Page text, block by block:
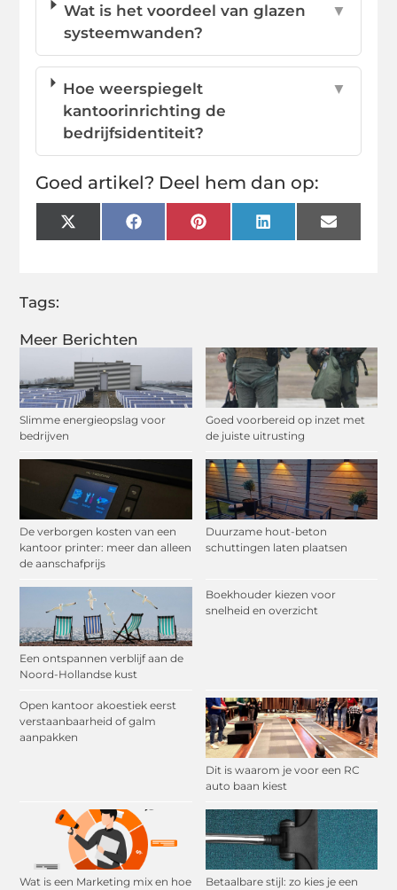
Meer Berichten
Slimme energieopslag voor
bedrijven
Goed voorbereid op inzet met
de juiste uitrusting
De verborgen kosten van een
kantoor printer: meer dan alleen
de aanschafprijs
Duurzame hout-beton
schuttingen laten plaatsen
Een ontspannen verblijf aan de
Noord-Hollandse kust
Boekhouder kiezen voor
snelheid en overzicht
Open kantoor akoestiek eerst
verstaanbaarheid of galm
aanpakken
Dit is waarom je voor een RC
auto baan kiest
Wat is een Marketing mix en hoe
Betaalbare stijl: zo kies je een
Wat is het voordeel van glazen
systeemwanden?
▼
Hoe weerspiegelt
kantoorinrichting de
bedrijfsidentiteit?
▼
Goed artikel? Deel hem dan op:
X
(Twitter)
FacebookPinterestLinkedInEmail
Tags: